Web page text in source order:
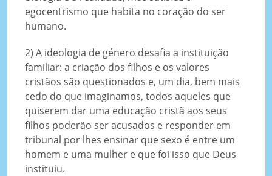
egocentrismo que habita no coração do ser
humano.
2) A ideologia de género desafia a instituição
familiar: a criação dos filhos e os valores
cristãos são questionados e, um dia, bem mais
cedo do que imaginamos, todos aqueles que
quiserem dar uma educação cristã aos seus
filhos poderão ser acusados e responder em
tribunal por lhes ensinar que sexo é entre um
homem e uma mulher e que foi isso que Deus
instituiu.